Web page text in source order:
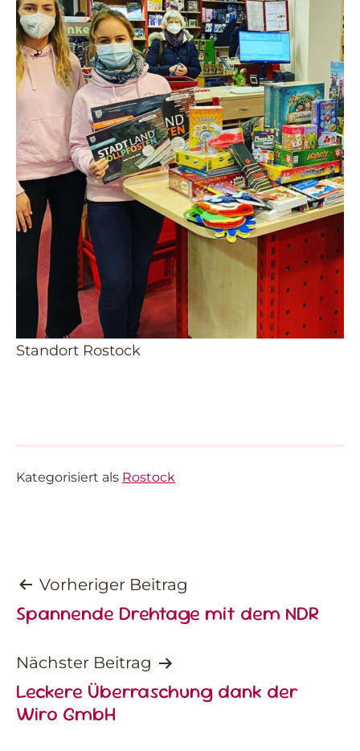
Standort Rostock
Kategorisiert als Rostock
Beitragsnavigation
Vorheriger Beitrag
Spannende Drehtage mit dem NDR
Nächster Beitrag
Leckere Überraschung dank der
Wiro GmbH